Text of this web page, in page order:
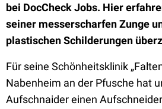
bei DocCheck Jobs. Hier
seiner messerscharfen Zunge
plastischen Schilderungen
Für seine Schönheitsklinik
Nabenheim an der Pfusche hat
Aufschnaider einen